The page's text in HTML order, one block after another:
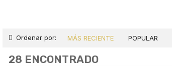
Ordenar por: MÁS RECIENTE POPULAR
28 ENCONTRADO